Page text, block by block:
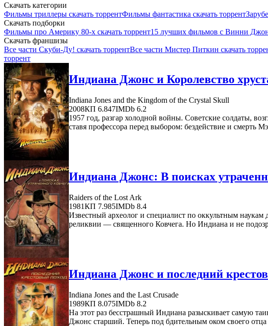
Скачать категории
Фильмы триллеры скачать торрентФильмы фантастика скачать торрент
Скачать подборки
Фильмы про Америку 80-х скачать торрент15 лучших фильмов с Винни
Скачать франшизы
Все части Скуби-Ду! скачать торрентВсе части Мистер Питкин скачать
торрент
Индиана Джонс и Королевство
Indiana Jones and the Kingdom of the Crystal Skull
2008КП 6.847IMDb 6.2
1957 год, разгар холодной войны. Советские солдаты,
ставя профессора перед выбором: бездействие и смерть
Индиана Джонс: В поисках
Raiders of the Lost Ark
1981КП 7.985IMDb 8.4
Известный археолог и специалист по оккультным
реликвии — священного Ковчега. Но Индиана и не
Индиана Джонс и последний
Indiana Jones and the Last Crusade
1989КП 8.075IMDb 8.2
На этот раз бесстрашный Индиана разыскивает самую
Джонс старший. Теперь под бдительным оком своего